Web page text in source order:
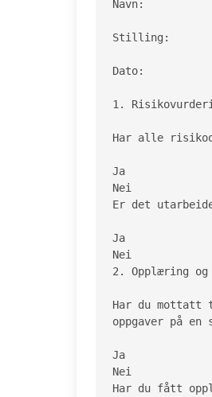
Navn:
Stilling:
Dato:
1.
Har alle
Ja
Nei
Er det
Ja
Nei
2. Opplæring og
Har du mottatt
oppgaver på
Ja
Nei
Har du fått